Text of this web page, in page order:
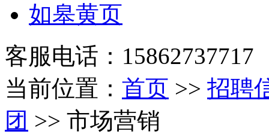
如皋黄页
客服电话：15862737717
当前位置： 首页 >> 招聘
团 >> 市场营销